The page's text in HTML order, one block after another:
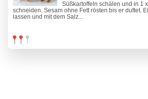
Süßkartoffeln schälen und in 1
schneiden. Sesam ohne Fett rösten bis er duftet.
lassen und mit dem Salz...